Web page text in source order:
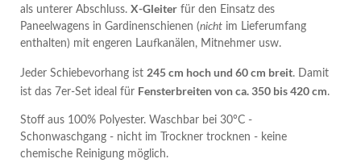
als unterer Abschluss. X-Gleiter für den Einsatz des
Paneelwagens in Gardinenschienen (nicht im Lieferumfang
enthalten) mit engeren Laufkanälen, Mitnehmer usw.
Jeder Schiebevorhang ist 245 cm hoch und 60 cm breit. Damit
ist das 7er-Set ideal für Fensterbreiten von ca. 350 bis 420 cm.
Stoff aus 100% Polyester. Waschbar bei 30°C -
Schonwaschgang - nicht im Trockner trocknen - keine
chemische Reinigung möglich.